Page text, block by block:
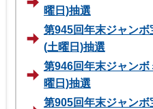
曜日)抽選
第945回年末ジャンボ
(土曜日)抽選
第946回年末ジャン
曜日)抽選
第905回年末ジャンボ